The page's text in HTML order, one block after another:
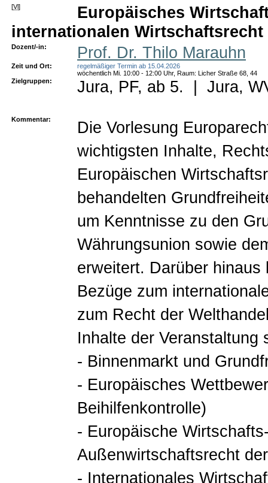
[Vl]
Europäisches
internationalen
Dozent/-in: Prof. Dr. Thilo Marauhn
Zeit und Ort:
regelmäßiger Termin ab 15.04.2026
wöchentlich Mi. 10:00 - 12:00 Uhr, Raum: Licher Straße 68, 44
Zielgruppen:
Jura, PF, ab 5. | Jura,
Kommentar:
Die Vorlesung
wichtigsten Inhalte,
Europäischen
behandelten
um Kenntnisse zu den
Währungsunion sowie
erweitert. Darüber hinaus
Bezüge zum
zum Recht der
Inhalte der Veranstaltung
- Binnenmarkt und
- Europäisches
Beihilfenkontrolle)
- Europäische
Außenwirtschaftsrecht
- Internationales